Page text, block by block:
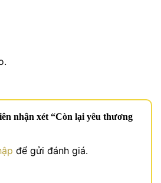
nhận xét “Còn lại yêu thương
để gửi đánh giá.